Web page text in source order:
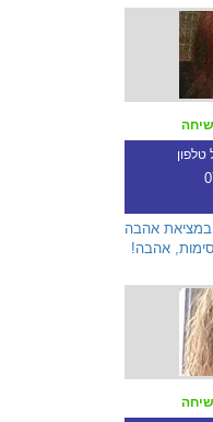
במציאת אהבה
אהבה!